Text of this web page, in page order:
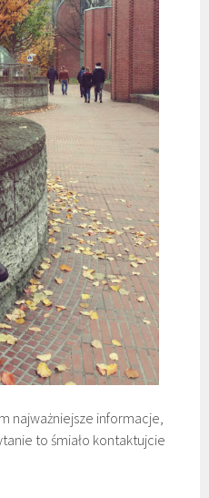
najważniejsze informacje,
to śmiało kontaktujcie